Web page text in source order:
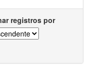
registros por